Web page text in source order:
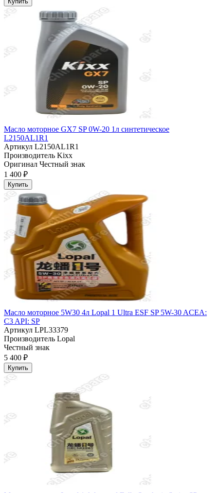
Масло моторное GX7 SP 0W-20 1л синтетическое
L2150AL1R1
Артикул L2150AL1R1
Производитель Kixx
Оригинал Честный знак
1 400 ₽
Купить
Масло моторное 5W30 4л Lopal 1 Ultra ESF SP 5W-30 ACEA:
C3 API: SP
Артикул LPL33379
Производитель Lopal
Честный знак
5 400 ₽
Купить